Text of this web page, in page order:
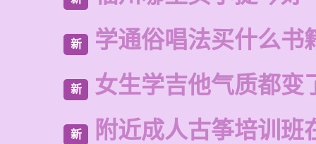
新 学通俗唱法买什么书
新 女生学吉他气质都变
新 附近成人古筝培训班